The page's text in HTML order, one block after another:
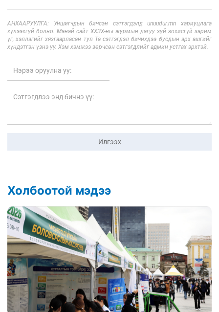
АНХААРУУЛГА: Уншигчдын бичсэн сэтгэгдэлд unuudur.mn хариуцлага
хүлээхгүй болно. Манай сайт ХХЗХ-ны журмын дагуу зүй зохисгүй зарим
үг, хэллэгийг хязгаарласан тул Та сэтгэгдэл бичихдээ бусдын эрх ашгийг
хүндэтгэн үзнэ үү. Хэм хэмжээ зөрчсөн сэтгэгдлийг админ устгах эрхтэй.
Илгээх
Холбоотой мэдээ